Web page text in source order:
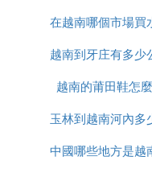
成功恢復中文後，
無法識別菜單選項，
聯系手機品牌客服尋
人
在越南哪個市場買
最便宜
越南到牙庄有多少
越南的莆田鞋怎
玉林到越南河內多
中國哪些地方是越